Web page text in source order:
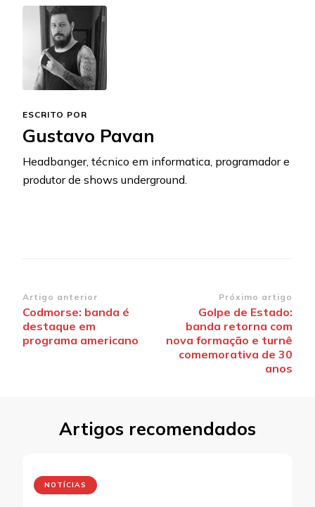
ESCRITO POR
Gustavo Pavan
Headbanger, técnico em informatica, programador e
produtor de shows underground.
Navegação
de
post
Artigo anterior
Codmorse: banda é
destaque em
programa americano
Próximo artigo
Golpe de Estado:
banda retorna com
nova formação e turnê
comemorativa de 30
anos
Artigos recomendados
NOTÍCIAS